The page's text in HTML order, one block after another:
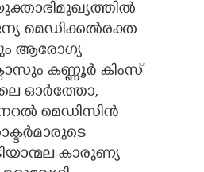
മെഡിക്കൽരക്ത
ആരോഗ്യ
കണ്ണൂർ കിംസ്
ഓർത്തോ,
മെഡിസിൻ
കാരുണ്യ